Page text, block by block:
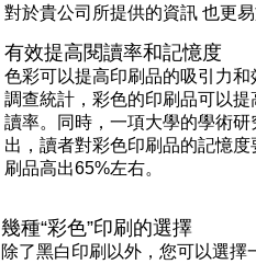
對於貴公司所提供的資訊 也更
有效提高閱讀率和記憶度
色彩可以提高印刷品的吸引力和
調查統計，彩色的印刷品可以提
讀率。同時，一項大學的學術研
出，讀者對彩色印刷品的記憶度
刷品高出65%左右。
幾種“彩色”印刷的選擇
除了黑白印刷以外，您可以選